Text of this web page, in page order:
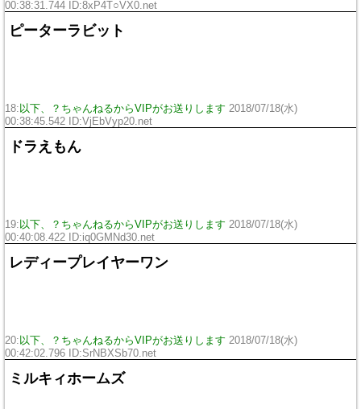
00:38:31.744 ID:8xP4T○VX0.net
ピーターラビット
18: 以下、？ちゃんねるからVIPがお送りします 2018/07/18(水)
00:38:45.542 ID:VjEbVyp20.net
ドラえもん
19: 以下、？ちゃんねるからVIPがお送りします 2018/07/18(水)
00:40:08.422 ID:iq0GMNd30.net
レディープレイヤーワン
20: 以下、？ちゃんねるからVIPがお送りします 2018/07/18(水)
00:42:02.796 ID:SrNBXSb70.net
ミルキィホームズ